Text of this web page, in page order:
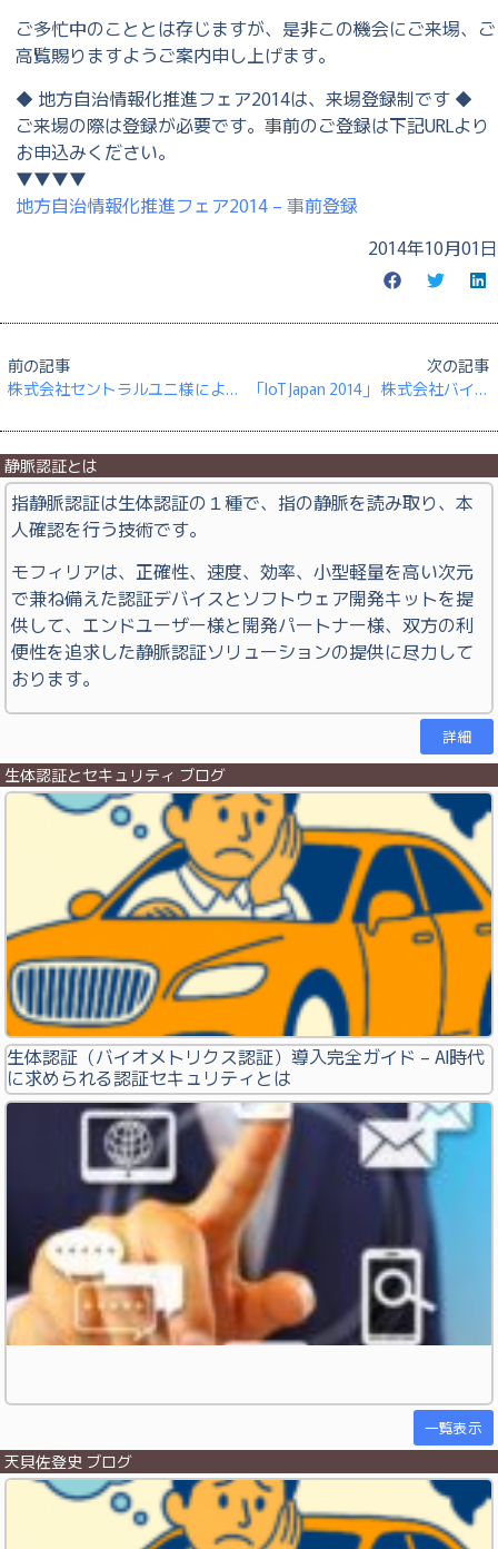
ご多忙中のこととは存じますが、是非この機会にご来場、ご
高覧賜りますようご案内申し上げます。
◆ 地方自治情報化推進フェア2014は、来場登録制です ◆
ご来場の際は登録が必要です。事前のご登録は下記URLより
お申込みください。
▼▼▼▼
地方自治情報化推進フェア2014 – 事前登録
2014年10月01日
前の記事
株式会社セントラルユニ様による導入事例を公開しました
次の記事
「IoT Japan 2014」 株式会社バイテック様ブースに指静脈認証ソリューションを展示
静脈認証とは
指静脈認証は生体認証の１種で、指の静脈を読み取り、本
人確認を行う技術です。
モフィリアは、正確性、速度、効率、小型軽量を高い次元
で兼ね備えた認証デバイスとソフトウェア開発キットを提
供して、エンドユーザー様と開発パートナー様、双方の利
便性を追求した静脈認証ソリューションの提供に尽力して
おります。
詳細
生体認証とセキュリティ ブログ
生体認証（バイオメトリクス認証）導入完全ガイド – AI時代
に求められる認証セキュリティとは
一覧表示
天貝佐登史 ブログ